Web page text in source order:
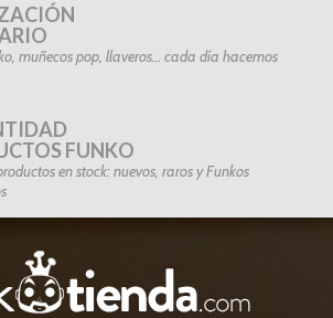
muñecos pop, llaveros… cada día hacemos
FUNKO
en stock: nuevos, raros y Funkos